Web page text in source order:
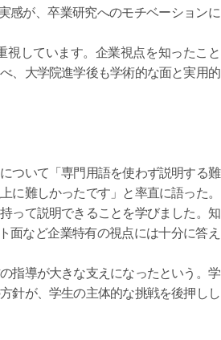
感が、卒業研究へのモチベーションに
しています。企業視点を知ったこと
、大学院進学後も学術的な面と実用的
ついて「専門用語を使わず説明する難
に難しかったです」と率直に語った。
って説明できることを学びました。知
面など企業特有の視点には十分に答え
指導が大きな支えになったという。学
針が、学生の主体的な挑戦を後押しし